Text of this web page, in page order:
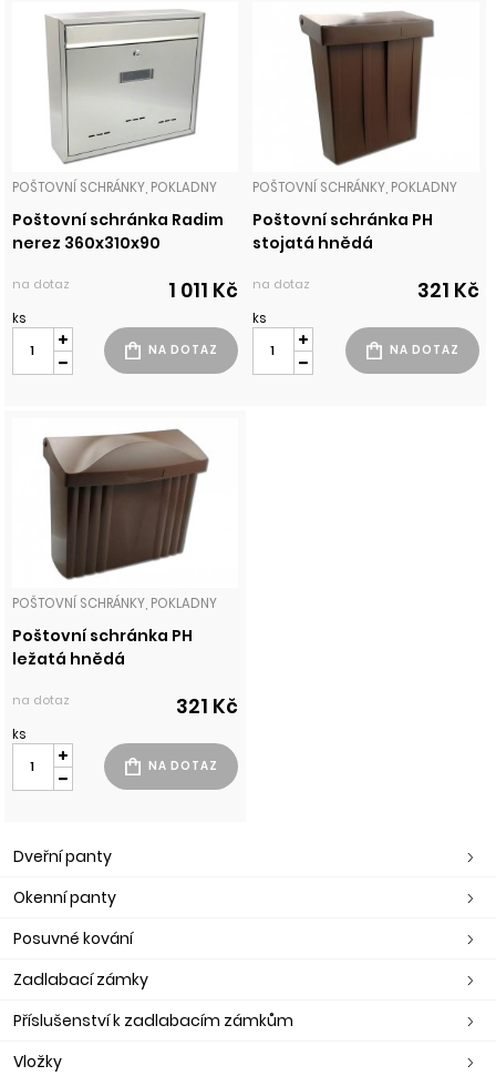
POŠTOVNÍ SCHRÁNKY, POKLADNY
Poštovní schránka Radim
nerez 360x310x90
na dotaz 1 011 Kč
ks
POŠTOVNÍ SCHRÁNKY, POKLADNY
Poštovní schránka PH
stojatá hnědá
na dotaz 321 Kč
ks
POŠTOVNÍ SCHRÁNKY, POKLADNY
Poštovní schránka PH
ležatá hnědá
na dotaz 321 Kč
ks
Dveřní panty
Okenní panty
Posuvné kování
Zadlabací zámky
Příslušenství k zadlabacím zámkům
Vložky